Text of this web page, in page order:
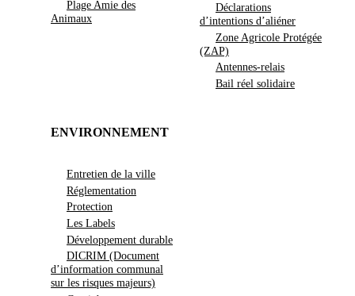
Plage Amie des
Animaux
Déclarations
d’intentions d’aliéner
Zone Agricole Protégée
(ZAP)
Antennes-relais
Bail réel solidaire
ENVIRONNEMENT
Entretien de la ville
Réglementation
Protection
Les Labels
Développement durable
DICRIM (Document
d’information communal
sur les risques majeurs)